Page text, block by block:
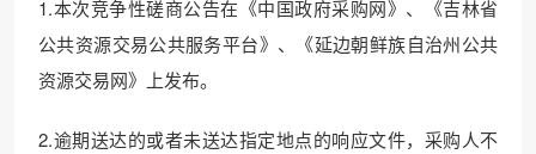
1.本次竞争性磋商公告在《中国政府采购网》、《吉林省
公共资源交易公共服务平台》、《延边朝鲜族自治州公共
资源交易网》上发布。
2.逾期送达的或者未送达指定地点的响应文件，采购人不